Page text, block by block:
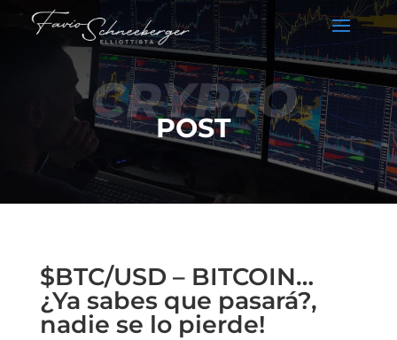
POST
CRYPTO
$BTC/USD – BITCOIN…
¿Ya sabes que pasará?,
nadie se lo pierde!